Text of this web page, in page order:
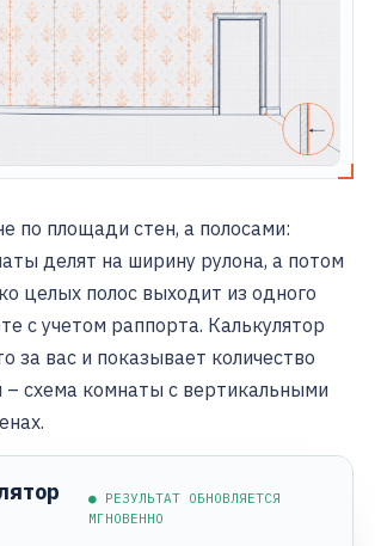
по площади стен, а полосами:
делят на ширину рулона, а потом
целых полос выходит из одного
с учетом раппорта. Калькулятор
за вас и показывает количество
– схема комнаты с вертикальными
● РЕЗУЛЬТАТ ОБНОВЛЯЕТСЯ
МГНОВЕННО